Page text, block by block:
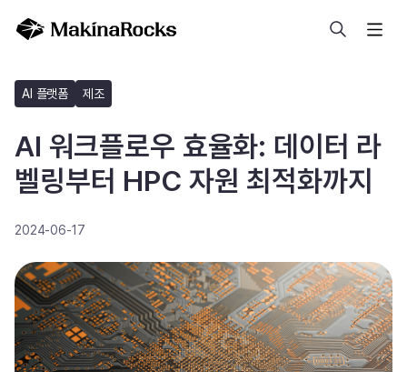
AI 플랫폼 제조
AI 워크플로우 효율화: 데이터 라
벨링부터 HPC 자원 최적화까지
2024-06-17